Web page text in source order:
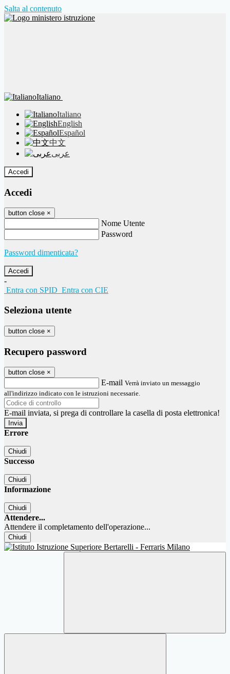
Salta al contenuto
Italiano
Italiano
English
Español
中文
عربى
Accedi
Accedi
button close ×
Nome Utente
Password
Password dimenticata?
-
Entra con SPID Entra con CIE
Seleziona utente
button close ×
Recupero password
button close ×
E-mail Verrà inviato un messaggio
all'indirizzo indicato con le istruzioni necessarie.
E-mail inviata, si prega di controllare la casella di posta elettronica!
Errore
Chiudi
Successo
Chiudi
Informazione
Chiudi
Attendere...
Attendere il completamento dell'operazione...
Chiudi